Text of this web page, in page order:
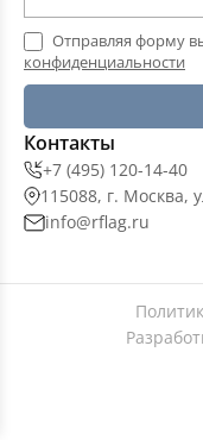
Отправляя форму
конфиденциальности
Контакты
+7 (495) 120-14-40
115088, г. Москва,
info@rflag.ru